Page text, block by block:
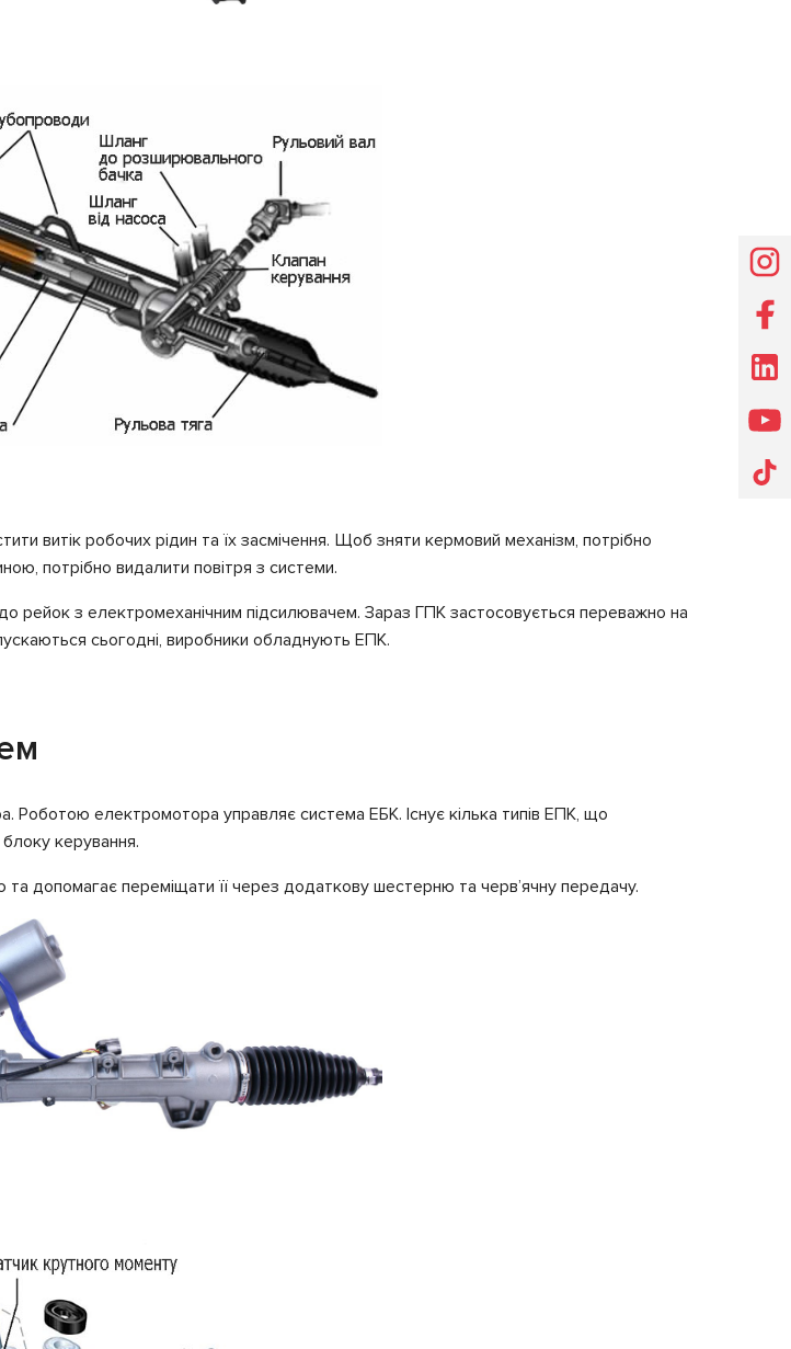
витік робочих рідин та їх засмічення. Щоб зняти кермовий механізм, потрібно
потрібно видалити повітря з системи.
з електромеханічним підсилювачем. Зараз ГПК застосовується переважно на
сьогодні, виробники обладнують ЕПК.
електромотора управляє система ЕБК. Існує кілька типів ЕПК, що
керування.
допомагає переміщати її через додаткову шестерню та черв’ячну передачу.